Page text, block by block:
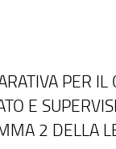
PER
E
2 DELLA